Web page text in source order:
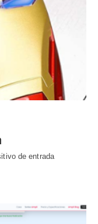
de entrada